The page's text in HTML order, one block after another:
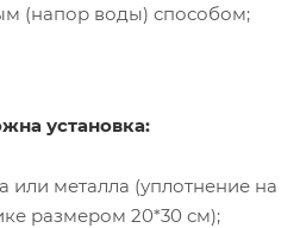
(напор воды) способом;
установка:
или металла (уплотнение на
размером 20*30 см);